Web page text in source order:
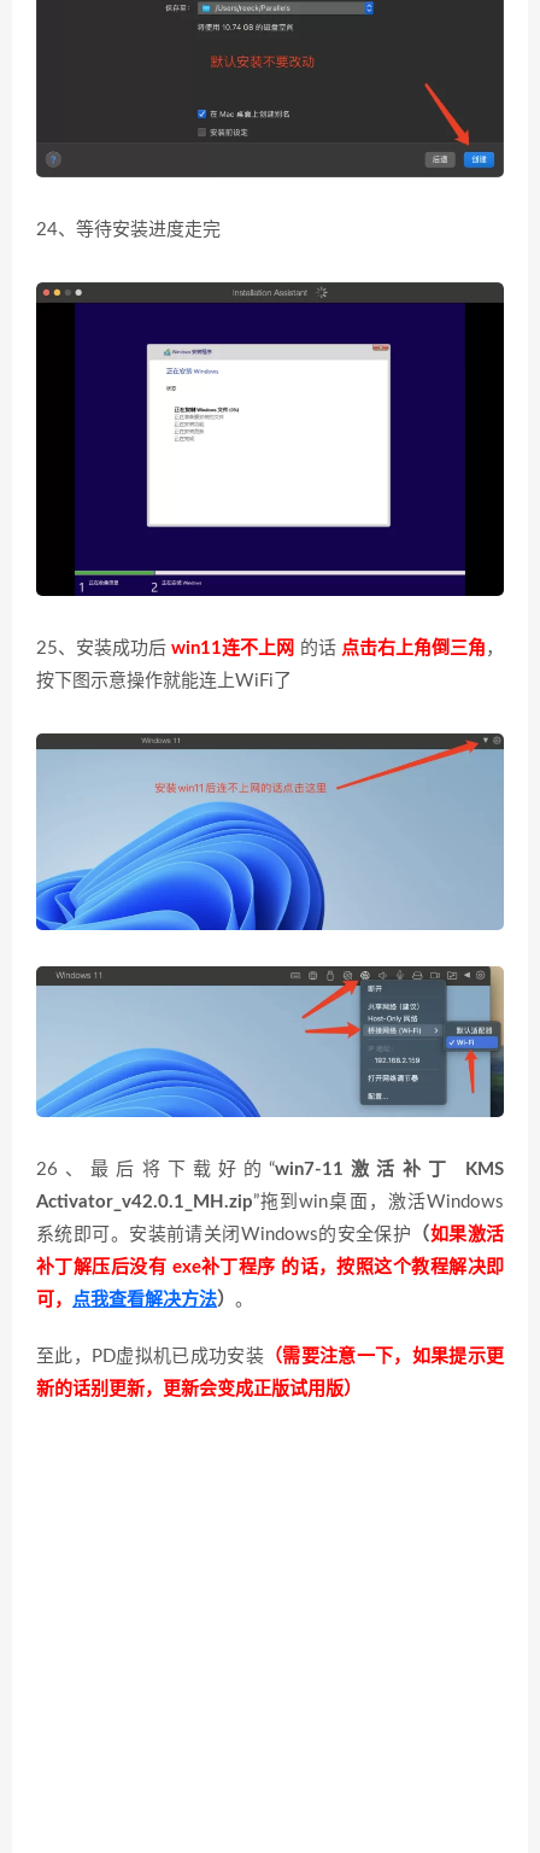
24、等待安装进度走完
25、安装成功后win11连不上网 的话 点击右上角倒三角 ，
按下图示意操作就能连上WiFi了
26、最后将下载好的“win7-11激活补丁 KMS
Activator_v42.0.1_MH.zip”拖到win桌面，激活Windows
系统即可。安装前请关闭Windows的安全保护 （如果激活
补丁解压后没有 exe补丁程序 的话，按照这个教程解决即
可， 点我查看解决方法） 。
至此，PD虚拟机已成功安装 （需要注意一下，如果提示更
新的话别更新，更新会变成正版试用版）